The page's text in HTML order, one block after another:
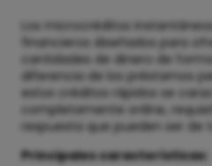
Los microcréditos
financieros diseñados para
cantidades de dinero de
diferencia de los préstamos
estos créditos rápidos se
completamente online,
respuesta que pueden ser de
Principales características: